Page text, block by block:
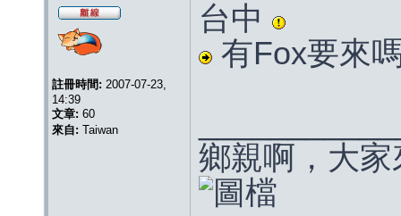
註冊時間: 2007-07-23,
14:39
文章: 60
來自: Taiwan
台中
有Fox要來
鄉親啊，大